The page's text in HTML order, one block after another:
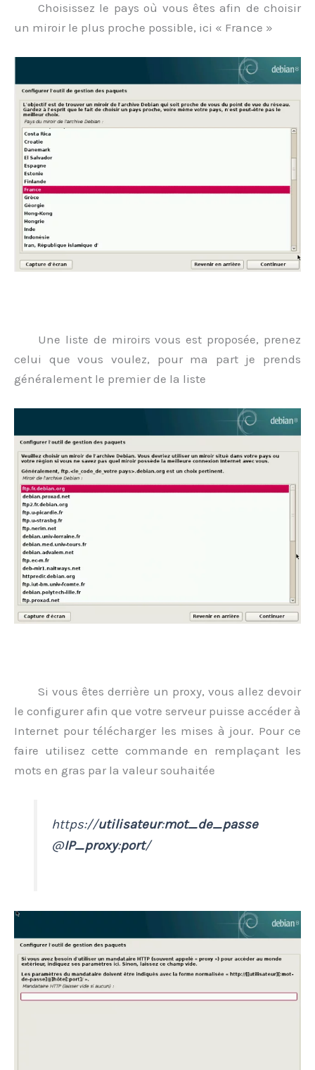
Choisissez le pays où vous êtes afin de choisir
un miroir le plus proche possible, ici « France »
Une liste de miroirs vous est proposée, prenez
celui que vous voulez, pour ma part je prends
généralement le premier de la liste
Si vous êtes derrière un proxy, vous allez devoir
le configurer afin que votre serveur puisse accéder à
Internet pour télécharger les mises à jour. Pour ce
faire utilisez cette commande en remplaçant les
mots en gras par la valeur souhaitée
https://utilisateur:mot_de_passe
@IP_proxy:port/